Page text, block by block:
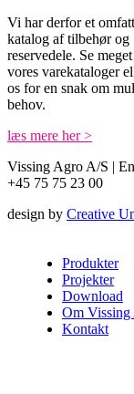
Vi har derfor et
katalog af tilbehør og
reservedele. Se
vores varekataloger
os for en snak om
behov.
læs mere her >
Vissing Agro A/S |
+45 75 75 23 00
design by Creative
Produkter
Projekter
Download
Om Vissing
Kontakt